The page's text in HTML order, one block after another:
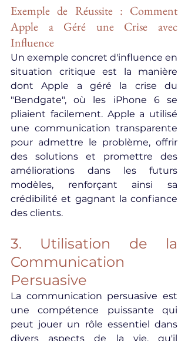
Exemple de Réussite : Comment
Apple a Géré une Crise avec
Influence
Un exemple concret d'influence en
situation critique est la manière
dont Apple a géré la crise du
"Bendgate", où les iPhone 6 se
pliaient facilement. Apple a utilisé
une communication transparente
pour admettre le problème, offrir
des solutions et promettre des
améliorations dans les futurs
modèles, renforçant ainsi sa
crédibilité et gagnant la confiance
des clients.
3. Utilisation de la
Communication
Persuasive
La communication persuasive est
une compétence puissante qui
peut jouer un rôle essentiel dans
divers aspects de la vie, qu'il